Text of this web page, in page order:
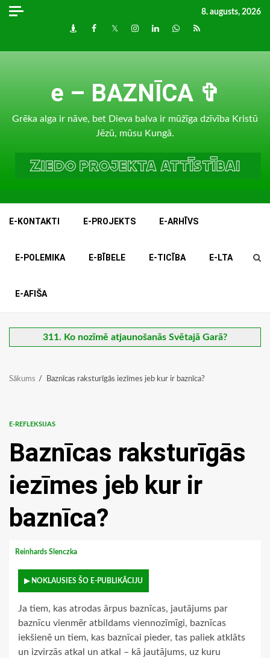
Skip
8. augusts, 2026
DraugiemFacebook
TwitterInstagram
LinkedInwhatsapp
RSS
e – BAZNĪCA ✞
Grēka alga ir nāve, bet Dieva balva ir mūžīga dzīvība Kristū
Jēzū, mūsu Kungā.
E-KONTAKTI E-PROJEKTS E-ARHĪVS
E-POLEMIKA E-BĪBELE E-TICĪBA E-LTA
E-AFIŠA
311. Ko nozīmē atjaunošanās Svētajā Garā?
Sākums Baznīcas raksturīgās iezīmes jeb kur ir baznīca?
E-REFLEKSIJAS
Baznīcas raksturīgās
iezīmes jeb kur ir
baznīca?
Reinhards Slenczka
▶ NOKLAUSIES ŠO E-PUBLIKĀCIJU
Ja tiem, kas atrodas ārpus baznīcas, jautājums par
baznīcu vienmēr atbildams viennozīmīgi, baznīcas
iekšienē un tiem, kas baznīcai pieder, tas paliek atklāts
un izvirzās atkal un atkal – kā jautājums, uz kuru